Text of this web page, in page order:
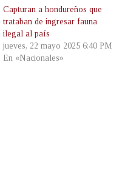
Capturan a hondureños que
trataban de ingresar fauna
ilegal al país
jueves, 22 mayo 2025 6:40 PM
En «Nacionales»